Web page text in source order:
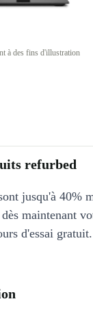
à des fins d'illustration
refurbed
jusqu'à 40%
maintenant
d'essai gratuit.